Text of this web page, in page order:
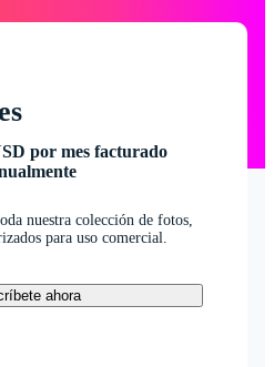
por mes facturado
nuestra colección de fotos,
para uso comercial.
ahora